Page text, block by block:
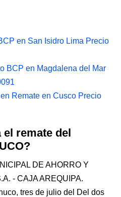
en San Isidro Lima Precio
BCP en Magdalena del Mar
Remate en Cusco Precio
el remate del
DE AHORRO Y
- CAJA AREQUIPA.
tres de julio del Del dos